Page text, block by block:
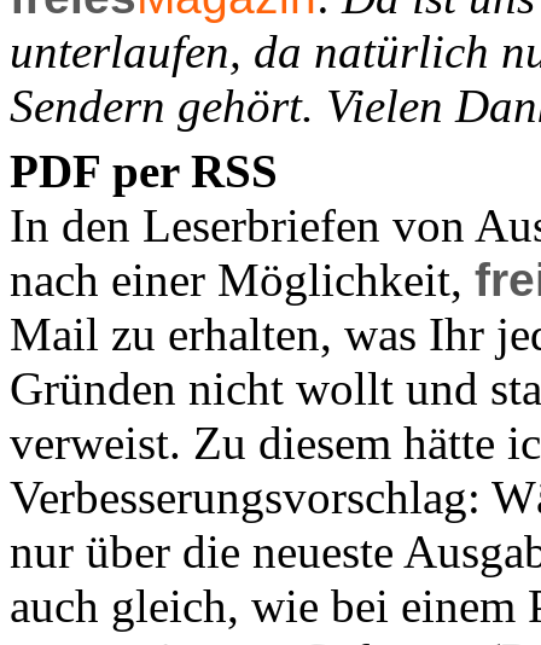
unterlaufen, da natürlich
Sendern gehört. Vielen
PDF per RSS
In den Leserbriefen von
nach einer Möglichkeit,
Mail zu erhalten, was Ihr
Gründen nicht wollt und
verweist. Zu diesem hätte
Verbesserungsvorschlag:
nur über die neueste
auch gleich, wie bei einem